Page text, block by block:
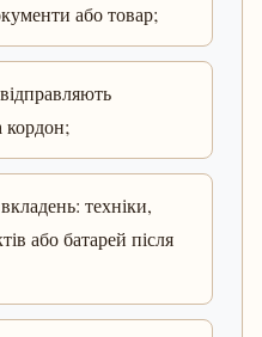
або товар;
кордон;
техніки,
або батарей після